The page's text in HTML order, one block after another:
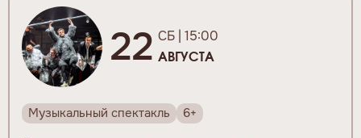
22 СБ | 15:00
АВГУСТА
Музыкальный спектакль 6+